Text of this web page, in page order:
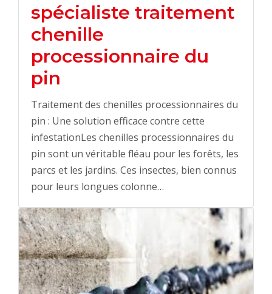
spécialiste traitement
chenille
processionnaire du
pin
Traitement des chenilles processionnaires du
pin : Une solution efficace contre cette
infestationLes chenilles processionnaires du
pin sont un véritable fléau pour les forêts, les
parcs et les jardins. Ces insectes, bien connus
pour leurs longues colonne…